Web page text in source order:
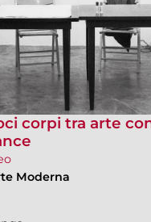
corpi tra arte
Moderna